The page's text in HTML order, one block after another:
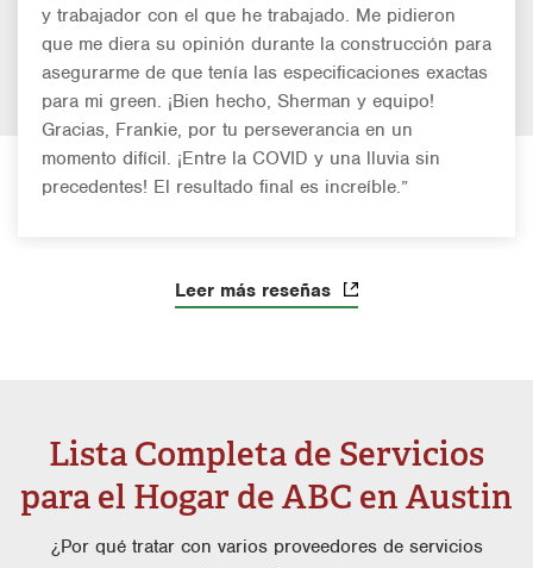
y trabajador con el que he trabajado. Me pidieron
que me diera su opinión durante la construcción para
asegurarme de que tenía las especificaciones exactas
para mi green. ¡Bien hecho, Sherman y equipo!
Gracias, Frankie, por tu perseverancia en un
momento difícil. ¡Entre la COVID y una lluvia sin
precedentes! El resultado final es increíble.”
Leer más reseñas
Lista Completa de Servicios
para el Hogar de ABC en Austin
¿Por qué tratar con varios proveedores de servicios